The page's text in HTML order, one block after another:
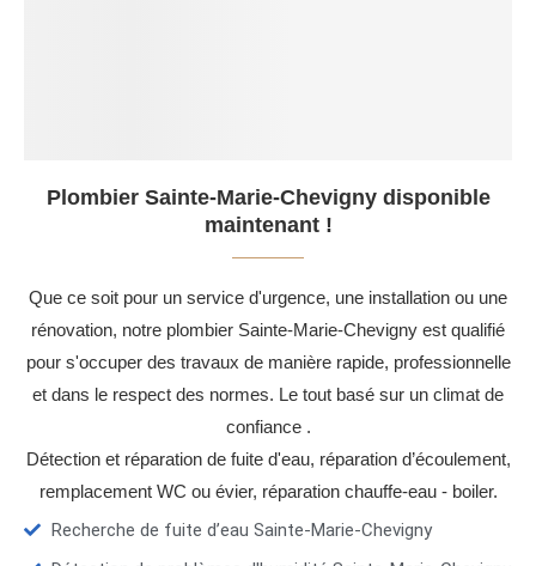
Plombier Sainte-Marie-Chevigny disponible
maintenant !
Que ce soit pour un service d'urgence, une installation ou une
rénovation, notre plombier Sainte-Marie-Chevigny est qualifié
pour s'occuper des travaux de manière rapide, professionnelle
et dans le respect des normes. Le tout basé sur un climat de
confiance .
Détection et réparation de fuite d'eau, réparation d’écoulement,
remplacement WC ou évier, réparation chauffe-eau - boiler.
Recherche de fuite d’eau Sainte-Marie-Chevigny